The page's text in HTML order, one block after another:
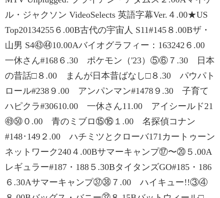
ル・ジャクソン VideoSelects 英語字幕Ver.４.00★US
Top20134255６.00B古代の宇宙人 S11#145８.00Bザ・
山男 S4㊸㊹10.00Aバイオグラフィー：163242６.00
一休さん#168６.30 ポケモン（'23）⑤⑥７.30 日本
の昔話□８.00 まんが日本昔ばなし□８.30 パウパト
ロール#238９.00 アンパンマン#1478９.30 子育て
ハピクラ#30610.00 一休さん11.00 アイシールド21
㊾㊿０.00 青のミブロ⑮⑯１.00 名探偵コナン
#148･149２.00 ハチミツとクローバ171カートゥーン
ネットワーク240４.00Bサマーキャンプ⑰〜⑳５.00A
レギュラー#187・188５.30BタイタンズGO#185・186
６.30Aサマーキャンプ㊲㊳７.00 ハイキュー!!③④